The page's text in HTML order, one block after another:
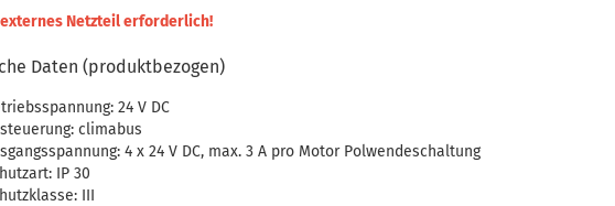
externes Netzteil erforderlich!
Daten (produktbezogen)
24 V DC
climabus
4 x 24 V DC, max. 3 A pro Motor Polwendeschaltung
IP 30
III